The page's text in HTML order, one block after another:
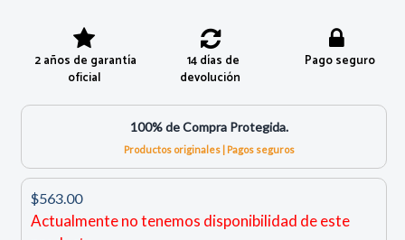
2 años de garantía
oficial
14 días de
devolución
Pago seguro
100% de Compra Protegida.
Productos originales | Pagos seguros
$563.00
Actualmente no tenemos disponibilidad de este